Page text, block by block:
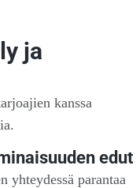
ja
kanssa
edut
yhteydessä parantaa